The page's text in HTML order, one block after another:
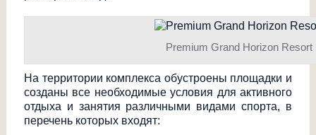
Premium Grand Horizon Resort
На территории комплекса обустроены площадки и
созданы все необходимые условия для активного
отдыха и занятия различными видами спорта, в
перечень которых входят: